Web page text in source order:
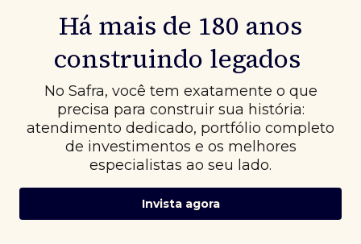
Há mais de 180 anos
construindo legados
No Safra, você tem exatamente o que
precisa para construir sua história:
atendimento dedicado, portfólio completo
de investimentos e os melhores
especialistas ao seu lado.
Invista agora